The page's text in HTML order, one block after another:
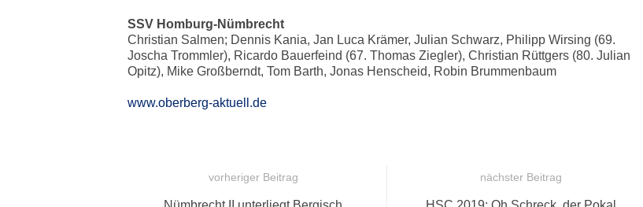
SSV Homburg-Nümbrecht
Christian Salmen; Dennis Kania, Jan Luca Krämer, Julian Schwarz, Philipp Wirsing (69.
Joscha Trommler), Ricardo Bauerfeind (67. Thomas Ziegler), Christian Rüttgers (80. Julian
Opitz), Mike Großberndt, Tom Barth, Jonas Henscheid, Robin Brummenbaum
www.oberberg-aktuell.de
vorheriger Beitrag
Vorheriger
nächster Beitrag
Nächster